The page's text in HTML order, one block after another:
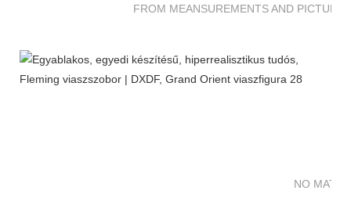
FROM MEANSUREMENTS AND
NO